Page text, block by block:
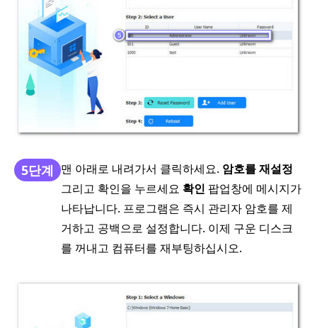
5단계 맨 아래로 내려가서 클릭하세요. 암호를 재설정
그리고 확인을 누르세요 확인 팝업창에 메시지가
나타납니다. 프로그램은 즉시 관리자 암호를 제
거하고 공백으로 설정합니다. 이제 구운 디스크
를 꺼내고 컴퓨터를 재부팅하십시오.